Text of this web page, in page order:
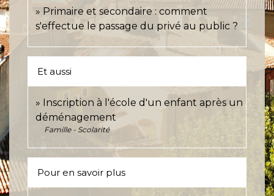
Primaire et secondaire : comment
s'effectue le passage du privé au public ?
Et aussi
Inscription à l'école d'un enfant après un
déménagement
Famille - Scolarité
Pour en savoir plus